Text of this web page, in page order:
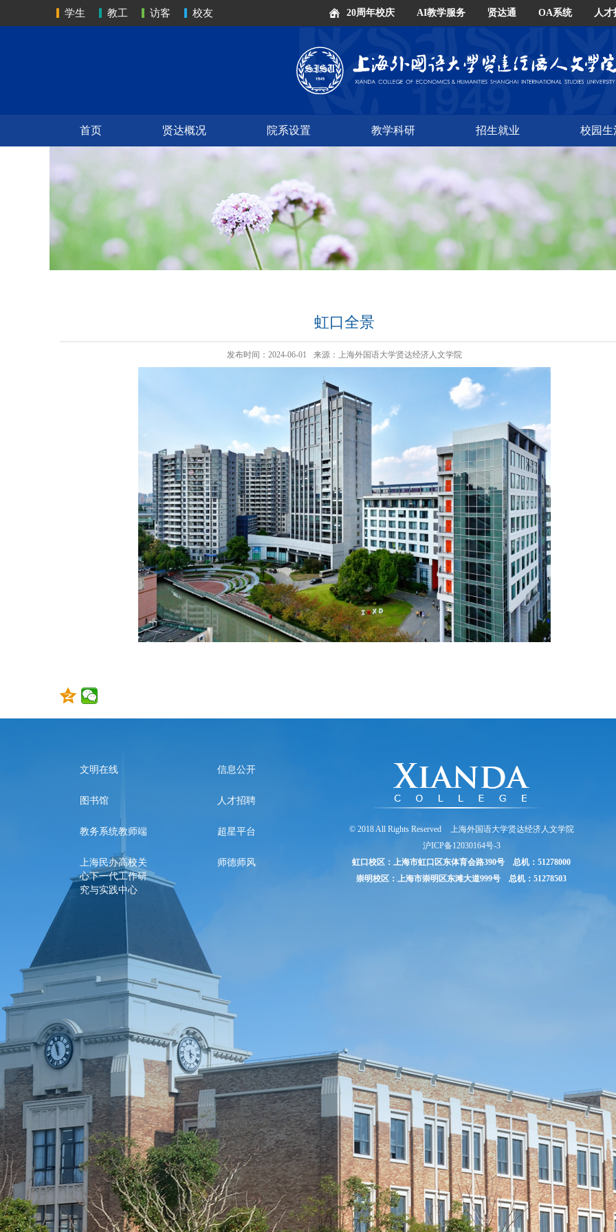
学生 教工 访客 校友 20周年校庆 AI教学服务 贤达通 OA系统 人才
首页 贤达概况 院系设置 教学科研 招生就业 校园生
虹口全景
发布时间：2024-06-01 来源：上海外国语大学贤达经济人文学院
文明在线 信息公开
图书馆 人才招聘
教务系统教师端 超星平台
上海民办高校关
心下一代工作研
究与实践中心
师德师风
© 2018 All Rights Reserved
上海外国语大学贤达经济人文学院
沪ICP备12030164号-3
虹口校区：上海市虹口区东体育会路390号 总机：51278000
崇明校区：上海市崇明区东滩大道999号 总机：51278503